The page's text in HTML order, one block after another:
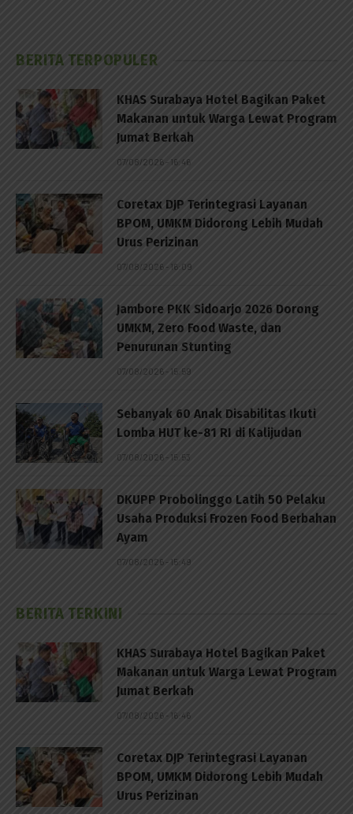
BERITA TERPOPULER
KHAS Surabaya Hotel Bagikan Paket
Makanan untuk Warga Lewat Program
Jumat Berkah
07/08/2026 - 16:46
Coretax DJP Terintegrasi Layanan
BPOM, UMKM Didorong Lebih Mudah
Urus Perizinan
07/08/2026 - 16:09
Jambore PKK Sidoarjo 2026 Dorong
UMKM, Zero Food Waste, dan
Penurunan Stunting
07/08/2026 - 15:59
Sebanyak 60 Anak Disabilitas Ikuti
Lomba HUT ke-81 RI di Kalijudan
07/08/2026 - 15:53
DKUPP Probolinggo Latih 50 Pelaku
Usaha Produksi Frozen Food Berbahan
Ayam
07/08/2026 - 15:49
BERITA TERKINI
KHAS Surabaya Hotel Bagikan Paket
Makanan untuk Warga Lewat Program
Jumat Berkah
07/08/2026 - 16:46
Coretax DJP Terintegrasi Layanan
BPOM, UMKM Didorong Lebih Mudah
Urus Perizinan